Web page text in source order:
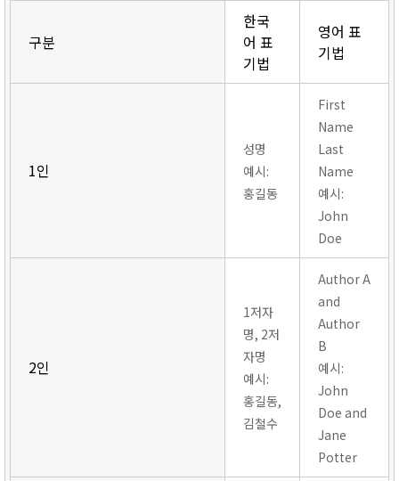
구분
한국
어 표
기법
영어 표
기법
1인
성명
예시:
홍길동
First
Name
Last
Name
예시:
John
Doe
2인
1저자
명, 2저
자명
예시:
홍길동,
김철수
Author A
and
Author
B
예시:
John
Doe and
Jane
Potter